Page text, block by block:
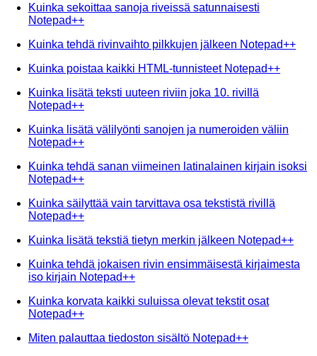
Kuinka sekoittaa sanoja riveissä satunnaisesti
Notepad++
Kuinka tehdä rivinvaihto pilkkujen jälkeen Notepad++
Kuinka poistaa kaikki HTML-tunnisteet Notepad++
Kuinka lisätä teksti uuteen riviin joka 10. rivillä
Notepad++
Kuinka lisätä välilyönti sanojen ja numeroiden väliin
Notepad++
Kuinka tehdä sanan viimeinen latinalainen kirjain isoksi
Notepad++
Kuinka säilyttää vain tarvittava osa tekstistä rivillä
Notepad++
Kuinka lisätä tekstiä tietyn merkin jälkeen Notepad++
Kuinka tehdä jokaisen rivin ensimmäisestä kirjaimesta
iso kirjain Notepad++
Kuinka korvata kaikki suluissa olevat tekstit osat
Notepad++
Miten palauttaa tiedoston sisältö Notepad++